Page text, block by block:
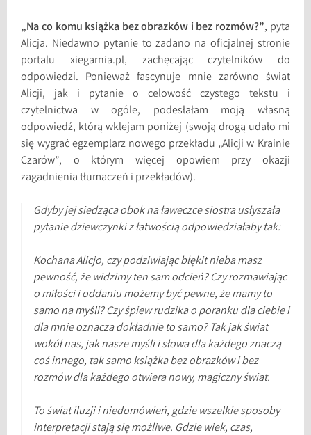
„Na co komu książka bez obrazków i bez rozmów?”, pyta
Alicja. Niedawno pytanie to zadano na oficjalnej stronie
portalu xiegarnia.pl, zachęcając czytelników do
odpowiedzi. Ponieważ fascynuje mnie zarówno świat
Alicji, jak i pytanie o celowość czystego tekstu i
czytelnictwa w ogóle, podesłałam moją własną
odpowiedź, którą wklejam poniżej (swoją drogą udało mi
się wygrać egzemplarz nowego przekładu „Alicji w Krainie
Czarów”, o którym więcej opowiem przy okazji
zagadnienia tłumaczeń i przekładów).
Gdyby jej siedząca obok na ławeczce siostra usłyszała
pytanie dziewczynki z łatwością odpowiedziałaby tak:
Kochana Alicjo, czy podziwiając błękit nieba masz
pewność, że widzimy ten sam odcień? Czy rozmawiając
o miłości i oddaniu możemy być pewne, że mamy to
samo na myśli? Czy śpiew rudzika o poranku dla ciebie i
dla mnie oznacza dokładnie to samo? Tak jak świat
wokół nas, jak nasze myśli i słowa dla każdego znaczą
coś innego, tak samo książka bez obrazków i bez
rozmów dla każdego otwiera nowy, magiczny świat.
To świat iluzji i niedomówień, gdzie wszelkie sposoby
interpretacji stają się możliwe. Gdzie wiek, czas,